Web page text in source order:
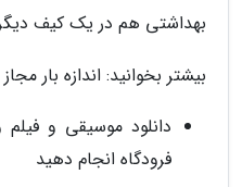
بهداشتی هم در یک کیف
بیشتر بخوانید: اندازه بار
دانلود موسیقی و
فرودگاه انجام دهید